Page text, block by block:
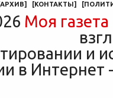
АРХИВ] [КОНТАКТЫ] [
Моя газета
и
в Интернет